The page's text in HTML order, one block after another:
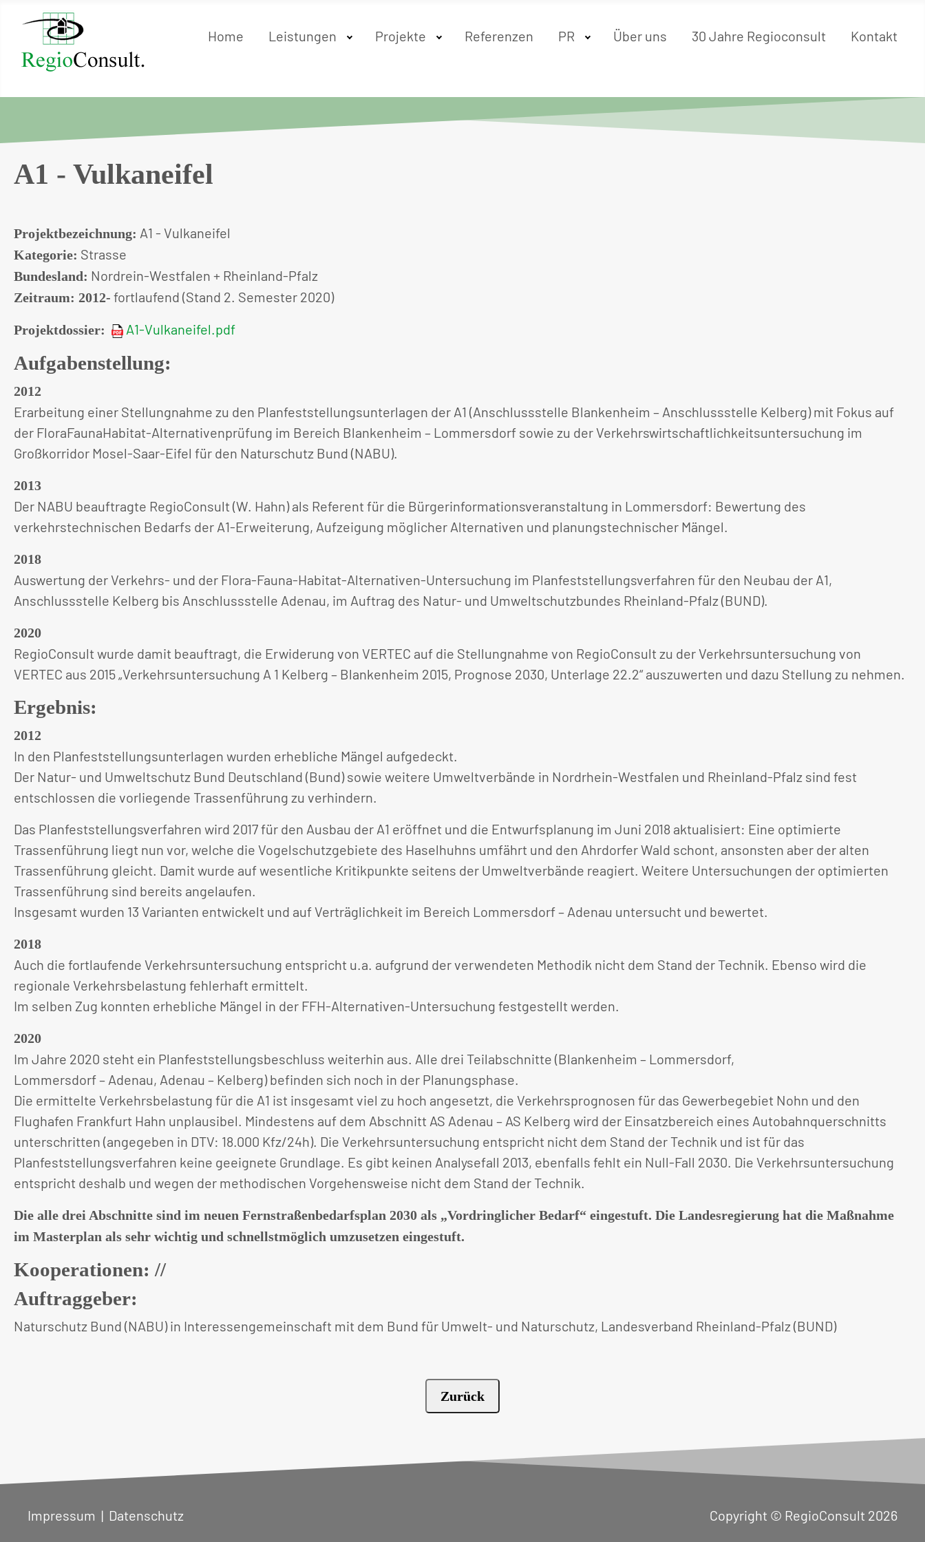
Home Leistungen Projekte Referenzen PR Über uns 30 Jahre Regioconsult Kontakt
A1 - Vulkaneifel
Projektbezeichnung: A1 - Vulkaneifel
Kategorie: Strasse
Bundesland: Nordrein-Westfalen + Rheinland-Pfalz
Zeitraum: 2012- fortlaufend (Stand 2. Semester 2020)
Projektdossier: A1-Vulkaneifel.pdf
Aufgabenstellung:
2012
Erarbeitung einer Stellungnahme zu den Planfeststellungsunterlagen der A1 (Anschlussstelle Blankenheim – Anschlussstelle Kelberg) mit Fokus auf
der FloraFaunaHabitat-Alternativenprüfung im Bereich Blankenheim – Lommersdorf sowie zu der Verkehrswirtschaftlichkeitsuntersuchung im
Großkorridor Mosel-Saar-Eifel für den Naturschutz Bund (NABU).
2013
Der NABU beauftragte RegioConsult (W. Hahn) als Referent für die Bürgerinformationsveranstaltung in Lommersdorf: Bewertung des
verkehrstechnischen Bedarfs der A1-Erweiterung, Aufzeigung möglicher Alternativen und planungstechnischer Mängel.
2018
Auswertung der Verkehrs- und der Flora-Fauna-Habitat-Alternativen-Untersuchung im Planfeststellungsverfahren für den Neubau der A1,
Anschlussstelle Kelberg bis Anschlussstelle Adenau, im Auftrag des Natur- und Umweltschutzbundes Rheinland-Pfalz (BUND).
2020
RegioConsult wurde damit beauftragt, die Erwiderung von VERTEC auf die Stellungnahme von RegioConsult zu der Verkehrsuntersuchung von
VERTEC aus 2015 „Verkehrsuntersuchung A 1 Kelberg – Blankenheim 2015, Prognose 2030, Unterlage 22.2“ auszuwerten und dazu Stellung zu nehmen.
Ergebnis:
2012
In den Planfeststellungsunterlagen wurden erhebliche Mängel aufgedeckt.
Der Natur- und Umweltschutz Bund Deutschland (Bund) sowie weitere Umweltverbände in Nordrhein-Westfalen und Rheinland-Pfalz sind fest
entschlossen die vorliegende Trassenführung zu verhindern.
Das Planfeststellungsverfahren wird 2017 für den Ausbau der A1 eröffnet und die Entwurfsplanung im Juni 2018 aktualisiert: Eine optimierte
Trassenführung liegt nun vor, welche die Vogelschutzgebiete des Haselhuhns umfährt und den Ahrdorfer Wald schont, ansonsten aber der alten
Trassenführung gleicht. Damit wurde auf wesentliche Kritikpunkte seitens der Umweltverbände reagiert. Weitere Untersuchungen der optimierten
Trassenführung sind bereits angelaufen.
Insgesamt wurden 13 Varianten entwickelt und auf Verträglichkeit im Bereich Lommersdorf – Adenau untersucht und bewertet.
2018
Auch die fortlaufende Verkehrsuntersuchung entspricht u.a. aufgrund der verwendeten Methodik nicht dem Stand der Technik. Ebenso wird die
regionale Verkehrsbelastung fehlerhaft ermittelt.
Im selben Zug konnten erhebliche Mängel in der FFH-Alternativen-Untersuchung festgestellt werden.
2020
Im Jahre 2020 steht ein Planfeststellungsbeschluss weiterhin aus. Alle drei Teilabschnitte (Blankenheim – Lommersdorf,
Lommersdorf – Adenau, Adenau – Kelberg) befinden sich noch in der Planungsphase.
Die ermittelte Verkehrsbelastung für die A1 ist insgesamt viel zu hoch angesetzt, die Verkehrsprognosen für das Gewerbegebiet Nohn und den
Flughafen Frankfurt Hahn unplausibel. Mindestens auf dem Abschnitt AS Adenau – AS Kelberg wird der Einsatzbereich eines Autobahnquerschnitts
unterschritten (angegeben in DTV: 18.000 Kfz/24h). Die Verkehrsuntersuchung entspricht nicht dem Stand der Technik und ist für das
Planfeststellungsverfahren keine geeignete Grundlage. Es gibt keinen Analysefall 2013, ebenfalls fehlt ein Null-Fall 2030. Die Verkehrsuntersuchung
entspricht deshalb und wegen der methodischen Vorgehensweise nicht dem Stand der Technik.
Die alle drei Abschnitte sind im neuen Fernstraßenbedarfsplan 2030 als „Vordringlicher Bedarf“ eingestuft. Die Landesregierung hat die Maßnahme
im Masterplan als sehr wichtig und schnellstmöglich umzusetzen eingestuft.
Kooperationen: //
Auftraggeber:
Naturschutz Bund (NABU) in Interessengemeinschaft mit dem Bund für Umwelt- und Naturschutz, Landesverband Rheinland-Pfalz (BUND)
Zurück
Impressum | Datenschutz Copyright © RegioConsult 2026